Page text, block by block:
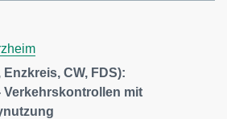
Enzkreis, CW, FDS):
Verkehrskontrollen mit